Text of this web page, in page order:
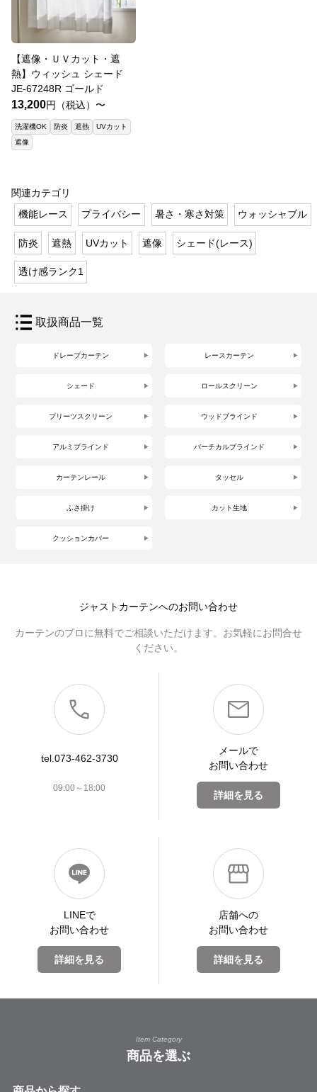
【遮像・ＵＶカット・遮
熱】ウィッシュ シェード
JE-67248R ゴールド
13,200円（税込）〜
洗濯機OK 防炎 遮熱
UVカット
遮像
関連カテゴリ
機能レース
プライバシー 暑さ・寒さ対策 ウォッシャブル
防炎 遮熱 UVカット 遮像 シェード(レース)
透け感ランク1
取扱商品一覧
ドレープカーテン レースカーテン
シェード ロールスクリーン
プリーツスクリーン ウッドブラインド
アルミブラインド バーチカルブラインド
カーテンレール タッセル
ふさ掛け カット生地
クッションカバー
ジャストカーテンへのお問い合わせ
カーテンのプロに無料でご相談いただけます。お気軽にお問合せ
ください。
tel.073-462-3730
09:00～18:00
メールで
お問い合わせ
詳細を見る
LINEで
お問い合わせ
詳細を見る
店舗への
お問い合わせ
詳細を見る
Item Category
商品を選ぶ